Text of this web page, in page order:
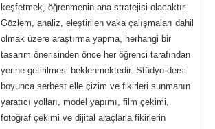
keşfetmek, öğrenmenin ana stratejisi olacaktır.
Gözlem, analiz, eleştirilen vaka çalışmaları dahil
olmak üzere araştırma yapma, herhangi bir
tasarım önerisinden önce her öğrenci tarafından
yerine getirilmesi beklenmektedir. Stüdyo dersi
boyunca serbest elle çizim ve fikirleri sunmanın
yaratıcı yolları, model yapımı, film çekimi,
fotoğraf çekimi ve dijital araçlarla fikirlerin